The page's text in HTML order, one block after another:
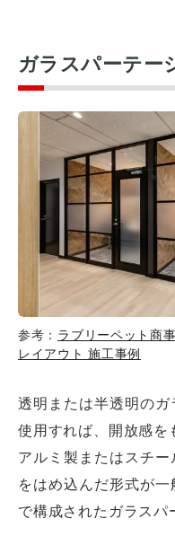
ガラスパーテー
参考： ラブリーペット商
レイアウト 施工事例
透明または半透明の
使用すれば、開放感を
アルミ製またはスチ
をはめ込んだ形式が
で構成されたガラスパ